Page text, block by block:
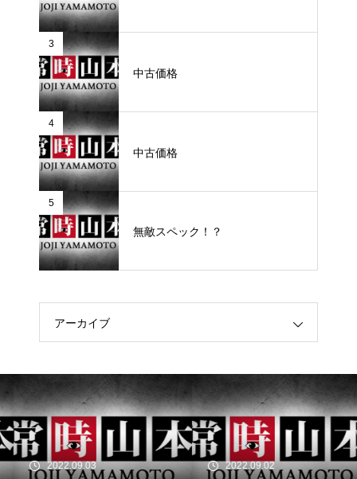
3
中古価格
4
中古価格
5
無敵スペック！？
アーカイブ
2022.09.03
2022.09.02